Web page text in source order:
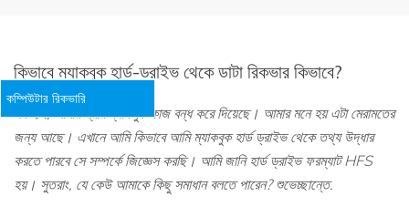
কিভাবে ম্যাকবুক হার্ড-ড্রাইভ থেকে ডাটা রিকভার কিভাবে?
সব হাই, আমার স্ত্রীর ম্যাকবুক কাজ বন্ধ করে দিয়েছে। আমার মনে হয় এটা মেরামতের
জন্য আছে। এখানে আমি কিভাবে আমি ম্যাকবুক হার্ড ড্রাইভ থেকে তথ্য উদ্ধার
করতে পারবে সে সম্পর্কে জিজ্ঞেস করছি। আমি জানি হার্ড ড্রাইভ ফরম্যাট HFS
হয়। সুতরাং, যে কেউ আমাকে কিছু সমাধান বলতে পারেন? শুভেচ্ছান্তে.
কম্পিউটার রিকভারি